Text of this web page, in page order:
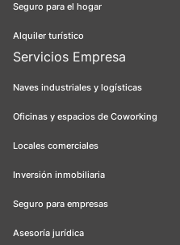
Seguro para el hogar
Alquiler turístico
Servicios Empresa
Naves industriales y logísticas
Oficinas y espacios de Coworking
Locales comerciales
Inversión inmobiliaria
Seguro para empresas
Asesoría jurídica